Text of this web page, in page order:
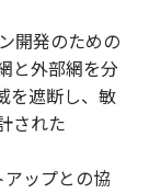
開発のための
と外部網を分
を遮断し、敏
された
ップとの協